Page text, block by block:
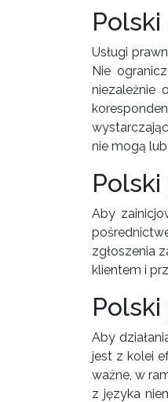
Usługi
Nie
niezależnie
nie mogą
Aby
zgłoszenia
klientem i
Aby
jest z kolei
ważne, w
z języka